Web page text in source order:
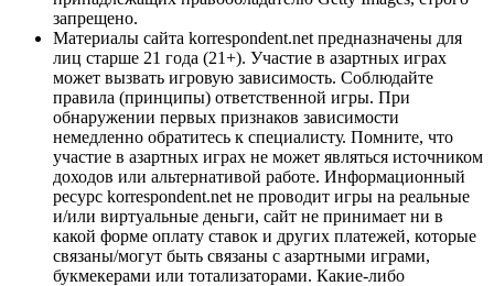
запрещено.
Материалы сайта korrespondent.net предназначены для
лиц старше 21 года (21+). Участие в азартных играх
может вызвать игровую зависимость. Соблюдайте
правила (принципы) ответственной игры. При
обнаружении первых признаков зависимости
немедленно обратитесь к специалисту. Помните, что
участие в азартных играх не может являться источником
доходов или альтернативой работе. Информационный
ресурс korrespondent.net не проводит игры на реальные
и/или виртуальные деньги, сайт не принимает ни в
какой форме оплату ставок и других платежей, которые
связаны/могут быть связаны с азартными играми,
букмекерами или тотализаторами. Какие-либо